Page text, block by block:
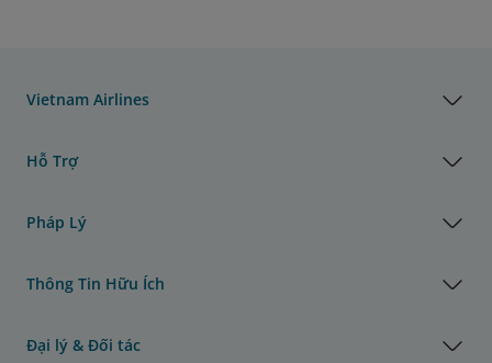
Vietnam Airlines
Hỗ Trợ
Pháp Lý
Thông Tin Hữu Ích
Đại lý & Đối tác